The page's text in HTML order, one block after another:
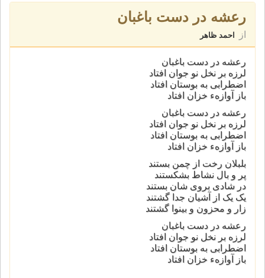
رعشه در دست باغبان
از احمد ظاهر
رعشه در دست باغبان
لرزه بر نخل نو جوان افتاد
اضطرابی به بوستان افتاد
باز آوازهء خزان افتاد
رعشه در دست باغبان
لرزه بر نخل نو جوان افتاد
اضطرابی به بوستان افتاد
باز آوازهء خزان افتاد
بلبلان رخت از چمن بستند
پر و بال نشاط بشکستند
در شادی بروی شان بستند
يک يک از آشيان جدا گشتند
زار و محزون و بينوا گشتند
رعشه در دست باغبان
لرزه بر نخل نو جوان افتاد
اضطرابی به بوستان افتاد
باز آوازهء خزان افتاد